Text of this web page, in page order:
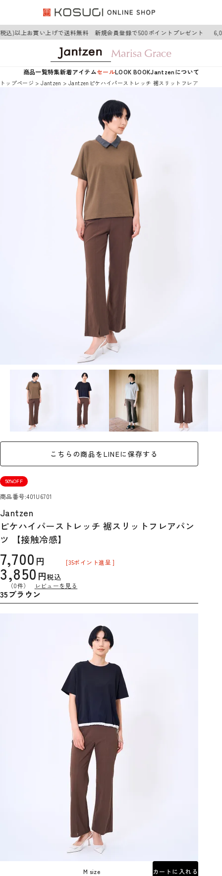
)以上お買い上げで送料無料 新規会員登録で500ポイントプレゼント
商品一覧特集新着アイテムセールLOOK BOOKJantzenについて
トップページ Jantzen Jantzenピケハイパーストレッチ 裾スリットフレアパンツ
こちらの商品をLINEに保存する
50%OFF
商品番号 401U6701
Jantzen
ピケハイパーストレッチ 裾スリットフレアパン
ツ 【接触冷感】
7,700
3,850 税込
[35ポイント進呈 ]
（0件） レビューを見る
35ブラウン
M size カートに入れる